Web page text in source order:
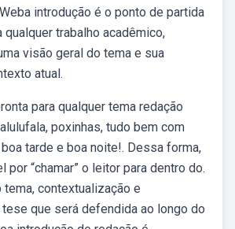
introdução é o ponto de partida
qualquer trabalho acadêmico,
visão geral do tema e sua
atual.
para qualquer tema redação
poxinhas, tudo bem com
tarde e boa noite!. Dessa forma,
por “chamar” o leitor para dentro do.
contextualização e
que será defendida ao longo do